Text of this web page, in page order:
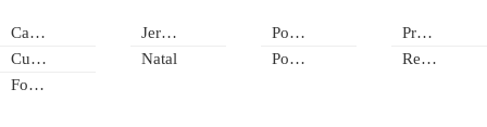
Canoa Quebrada
Cumbuco
Fortaleza
Jericoacoara
Natal
Porto das Dunas
Porto de Galinhas
Praia das Fontes
Recife